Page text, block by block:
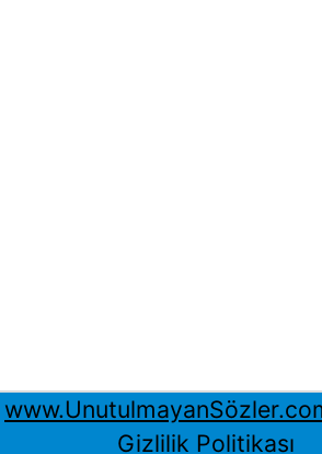
Gizlilik Politikası